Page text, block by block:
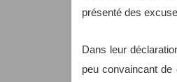
présenté des
Dans leur
peu convaincant de